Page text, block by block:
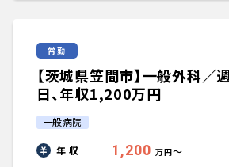
常勤
【茨城県笠間市】一般外科／
日、年収1,200万円
一般病院
年 収 1,200 万円〜